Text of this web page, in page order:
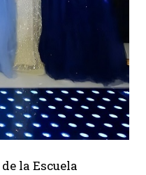
de la Escuela